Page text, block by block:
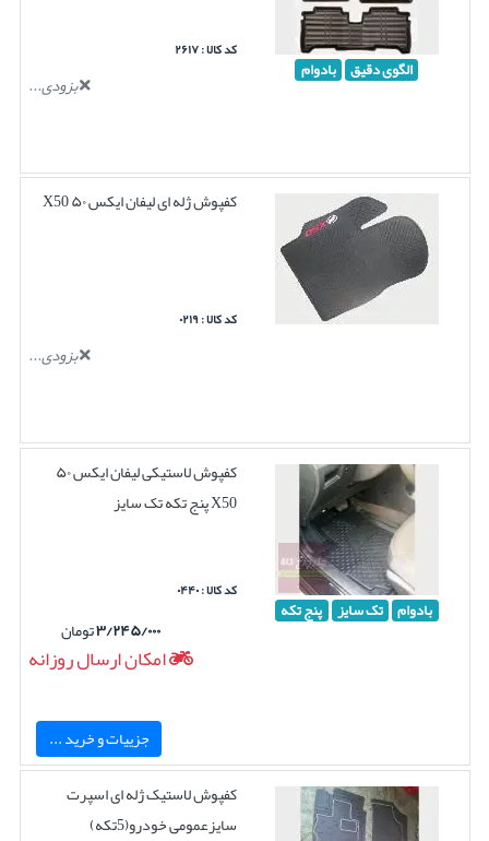
الگوی دقیق بادوام
کد کالا : ۲۶۱۷
بزودی...
کفپوش ژله ای لیفان ایکس ۵۰ X50
کد کالا : ۰۲۱۹
بزودی...
بادوام تک سایز پنج تکه
کفپوش لاستیکی لیفان ایکس ۵۰
X50 پنج تکه تک سایز
کد کالا : ۰۴۴۰
۳/۲۴۵/۰۰۰تومان
امکان ارسال روزانه
جزییات و خرید ...
کفپوش لاستیک ژله ای اسپرت
سایزعمومی خودرو(5تکه)